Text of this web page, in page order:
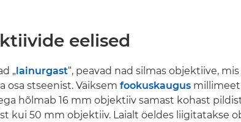
eelised
„ lainurgast“, peavad nad silmas objektiive,
osa stseenist. Väiksem fookuskaugus
hõlmab 16 mm objektiiv samast kohast
kui 50 mm objektiiv. Laialt öeldes liigitatakse